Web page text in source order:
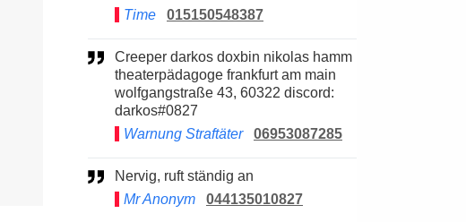
Time
015150548387
Creeper darkos doxbin nikolas hamm
theaterpädagoge frankfurt am main
wolfgangstraße 43, 60322 discord:
darkos#0827
Warnung Straftäter
06953087285
Nervig, ruft ständig an
Mr Anonym
044135010827